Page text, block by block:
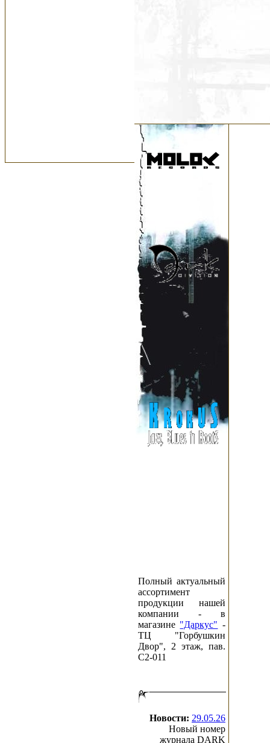
Полный актуальный
ассортимент
продукции нашей
компании - в
магазине "Даркус" -
ТЦ "Горбушкин
Двор", 2 этаж, пав.
C2-011
Новости: 29.05.26
Новый номер
журнала DARK